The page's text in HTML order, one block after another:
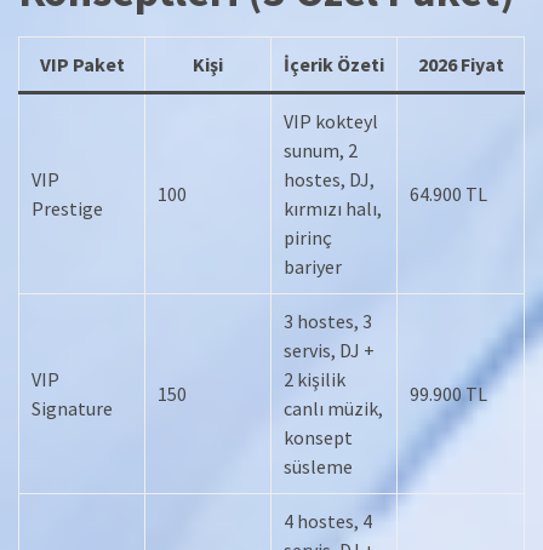
VIP Paket Kişi İçerik Özeti 2026 Fiyat
VIP
Prestige
100
VIP kokteyl
sunum, 2
hostes, DJ,
kırmızı halı,
pirinç
bariyer
64.900 TL
VIP
Signature
150
3 hostes, 3
servis, DJ +
2 kişilik
canlı müzik,
konsept
süsleme
99.900 TL
4 hostes, 4